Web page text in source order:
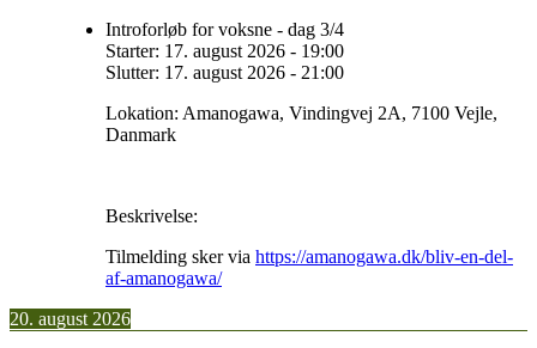
Introforløb for voksne - dag 3/4
Starter: 17. august 2026 - 19:00
Slutter: 17. august 2026 - 21:00
Lokation: Amanogawa, Vindingvej 2A, 7100 Vejle,
Danmark
Beskrivelse:
Tilmelding sker via https://amanogawa.dk/bliv-en-del-
af-amanogawa/
20. august 2026